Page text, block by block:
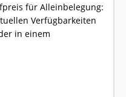
für Alleinbelegung:
Verfügbarkeiten
in einem